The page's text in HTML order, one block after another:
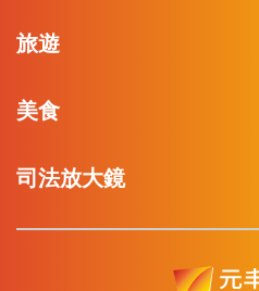
旅遊
美食
司法放大鏡